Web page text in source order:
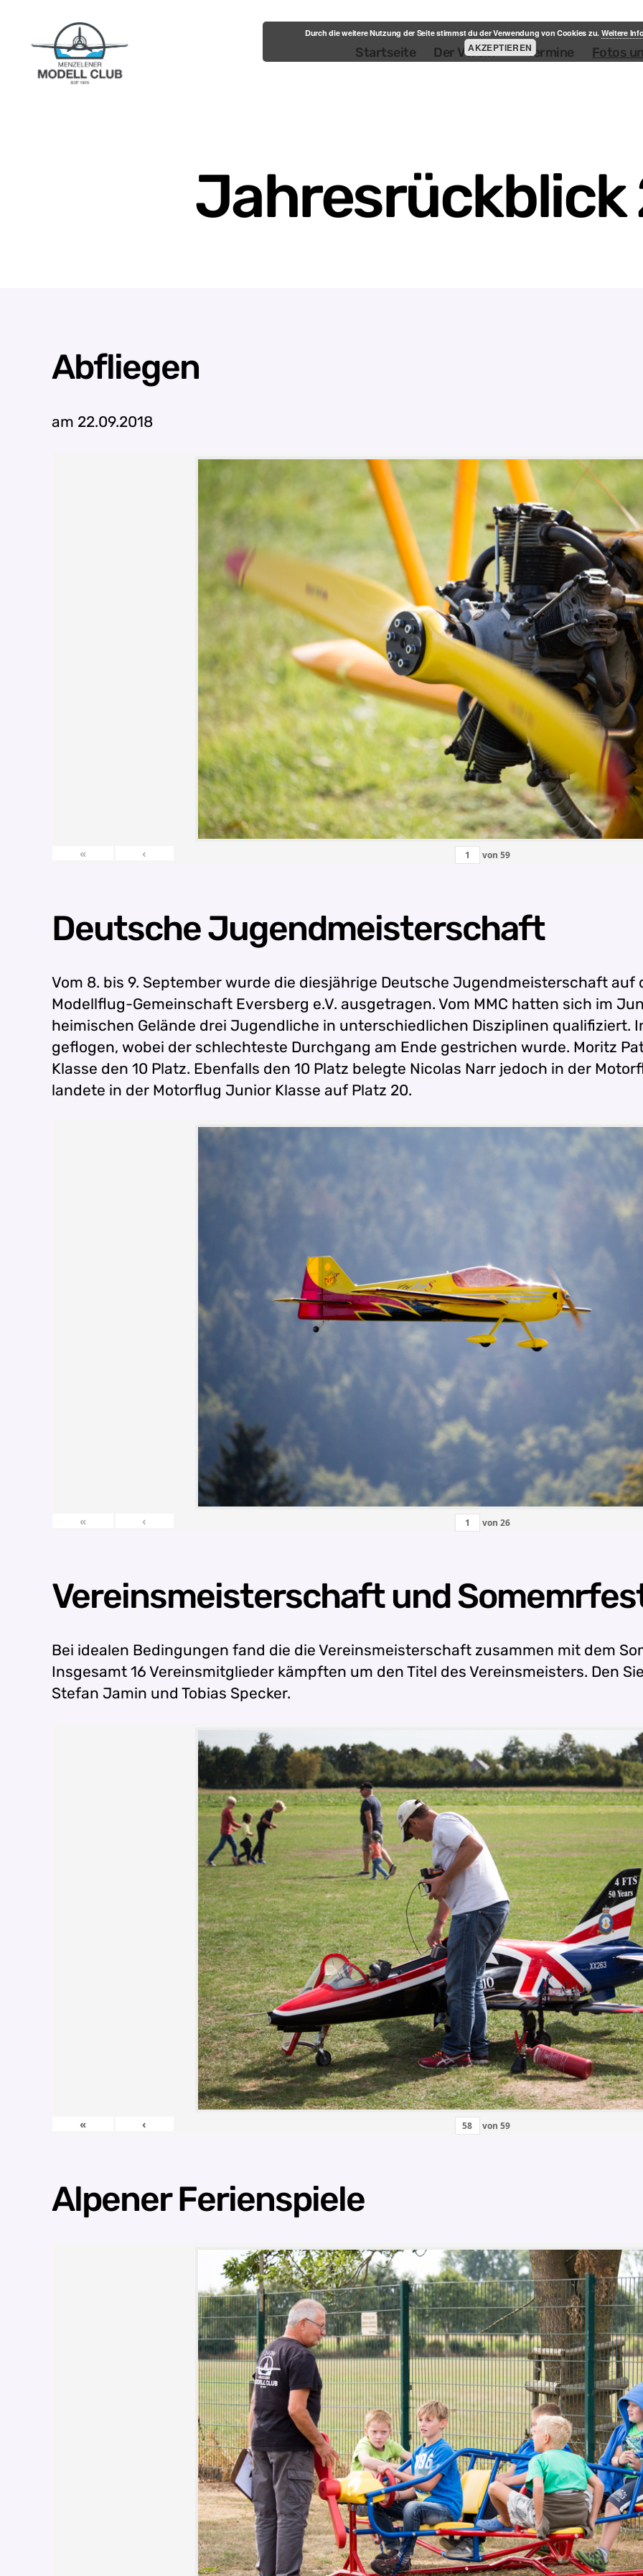
Startseite Der Verein Termine Fotos
Jahresrückblick
Abfliegen
am 22.09.2018
« ‹ von 59
Deutsche Jugendmeisterschaft
Vom 8. bis 9. September wurde die diesjährige Deutsche Jugendmeisterschaft auf
Modellflug-Gemeinschaft Eversberg e.V. ausgetragen. Vom MMC hatten sich im
heimischen Gelände drei Jugendliche in unterschiedlichen Disziplinen qualifiziert.
geflogen, wobei der schlechteste Durchgang am Ende gestrichen wurde. Moritz
Klasse den 10 Platz. Ebenfalls den 10 Platz belegte Nicolas Narr jedoch in der
landete in der Motorflug Junior Klasse auf Platz 20.
« ‹ von 26
Vereinsmeisterschaft und
Bei idealen Bedingungen fand die die Vereinsmeisterschaft zusammen mit dem
Insgesamt 16 Vereinsmitglieder kämpften um den Titel des Vereinsmeisters. Den
Stefan Jamin und Tobias Specker.
« ‹ von 59
Alpener Ferienspiele
Durch die weitere Nutzung der Seite stimmst du der Verwendung von Cookies zu. Weitere
AKZEPTIEREN